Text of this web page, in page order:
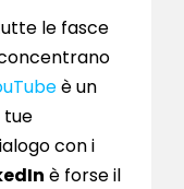
le fasce
è un
tue
con i
è forse il